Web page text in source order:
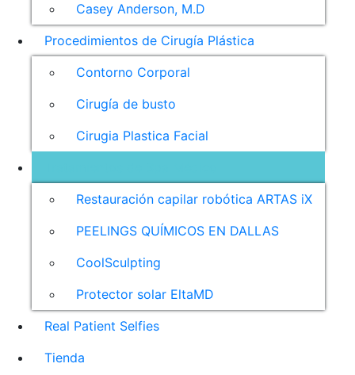
Casey Anderson, M.D
Procedimientos de Cirugía Plástica
Contorno Corporal
Cirugía de busto
Cirugia Plastica Facial
Restauración capilar robótica ARTAS iX
PEELINGS QUÍMICOS EN DALLAS
CoolSculpting
Protector solar EltaMD
Real Patient Selfies
Tienda